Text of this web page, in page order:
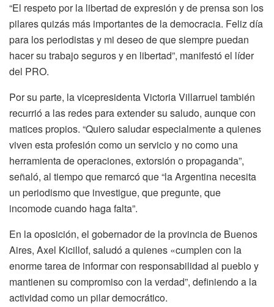
“El respeto por la libertad de expresión y de prensa son los
pilares quizás más importantes de la democracia. Feliz día
para los periodistas y mi deseo de que siempre puedan
hacer su trabajo seguros y en libertad”, manifestó el líder
del PRO.
Por su parte, la vicepresidenta Victoria Villarruel también
recurrió a las redes para extender su saludo, aunque con
matices propios. “Quiero saludar especialmente a quienes
viven esta profesión como un servicio y no como una
herramienta de operaciones, extorsión o propaganda”,
señaló, al tiempo que remarcó que “la Argentina necesita
un periodismo que investigue, que pregunte, que
incomode cuando haga falta”.
En la oposición, el gobernador de la provincia de Buenos
Aires, Axel Kicillof, saludó a quienes «cumplen con la
enorme tarea de informar con responsabilidad al pueblo y
mantienen su compromiso con la verdad”, definiendo a la
actividad como un pilar democrático.